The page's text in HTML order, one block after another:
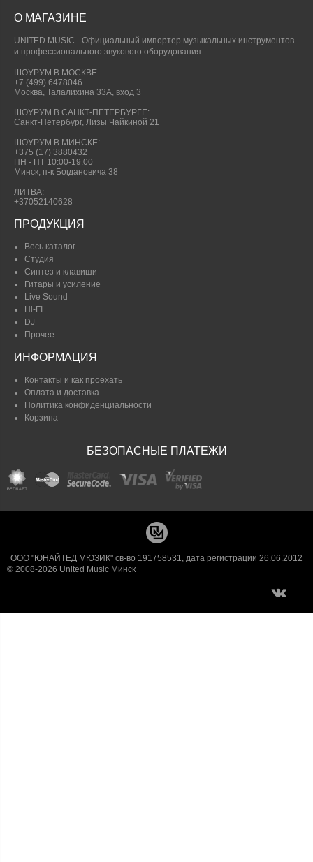
О МАГАЗИНЕ
UNITED MUSIC - Официальный импортер музыкальных инструментов
и профессионального звукового оборудования.
ШОУРУМ В МОСКВЕ:
+7 (499) 6478046
Москва, Талалихина 33А, вход 3
ШОУРУМ В САНКТ-ПЕТЕРБУРГЕ:
Санкт-Петербург, Лизы Чайкиной 21
ШОУРУМ В МИНСКЕ:
+375 (17) 3880432
ПН - ПТ 10:00-19.00
Минск, п-к Богдановича 38
ЛИТВА:
+37052140628
ПРОДУКЦИЯ
Весь каталог
Студия
Синтез и клавиши
Гитары и усиление
Live Sound
Hi-FI
DJ
Прочее
ИНФОРМАЦИЯ
Контакты и как проехать
Оплата и доставка
Политика конфиденциальности
Корзина
БЕЗОПАСНЫЕ ПЛАТЕЖИ
ООО "ЮНАЙТЕД МЮЗИК" св-во 191758531, дата регистрации 26.06.2012
© 2008-2026 United Music Минск